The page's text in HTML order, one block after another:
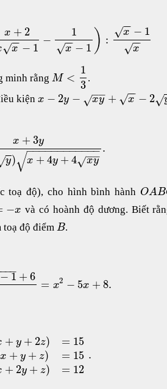
x + 2
x
−
−
√ − 1
−
1
x
−
−
√ − 1 ) :
x
−
−
√ − 1
x
−
−
√
minh rằng M <
1
3
.
kiệnx − 2y − xy
−−
√ + x
−
−
√ − 2√
x + 3y
y) x + 4y + 4 xy
−−
√
− −
−−−−−−−−−−
√
.
toạ độ), cho hình bình hành OAB
−x và có hoành độ dương. Biết
toạ độ điểm B.
−1
−
− + 6
= x2 − 5x + 8.
+ y + 2z)
x + y + z)
+ 2y + z)
= 15
= 15
= 12
.